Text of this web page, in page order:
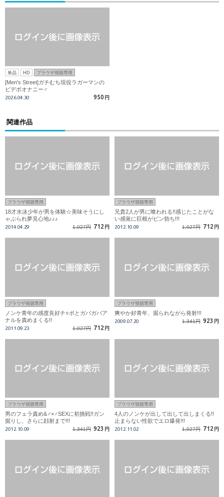
単品 HD ブラウザ視聴専用
[Men's Street]ガチむち現役ラガーマンの
ビデボオナニー♂
2026.04.30 950 円
関連作品
ブラウザ視聴専用
18才水泳少年が男を体験☆美味そうにし
ゃぶられ夢見心地♪♪♪
2014.04.29 1,027円 712 円
ブラウザ視聴専用
兄貴2人が男に喰われる!!感じたことがな
い感覚に巨根がビン勃ち!!!
2012.10.09 1,027円 712 円
ブラウザ視聴専用
ノンケ青年の感度良好チ○ポとガバガバア
ナルを責めまくる!!
2011.09.23 1,027円 712 円
ブラウザ視聴専用
爽やか好青年、掘られながら発射!!!
2009.07.20 1,341円 923 円
ブラウザ視聴専用
男のフェラ責め&♂×♂SEXに初挑戦!!ガン
掘りし、さらに顔射まで!!!
2012.10.09 1,341円 923 円
ブラウザ視聴専用
4人のノンケが出して出して出しまくる!!
止まらない性欲でエロ爆発!!!
2012.11.02 1,027円 712 円